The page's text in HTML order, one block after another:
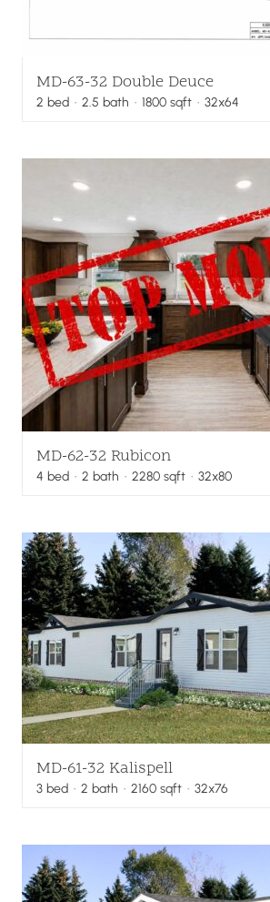
MD-63-32 Double Deuce
2 bed · 2.5 bath · 1800 sqft· 32x64
MD-62-32 Rubicon
4 bed · 2 bath · 2280 sqft· 32x80
MD-61-32 Kalispell
3 bed · 2 bath · 2160 sqft· 32x76